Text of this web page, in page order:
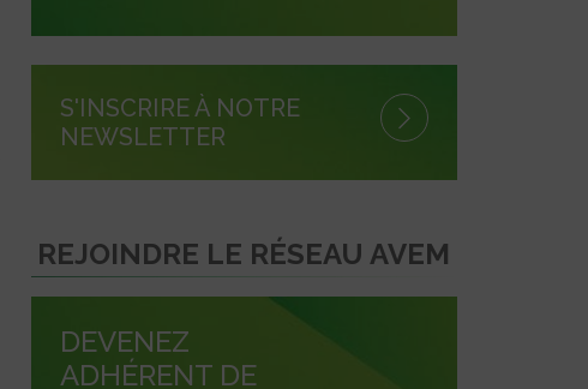
S'INSCRIRE À NOTRE
NEWSLETTER
REJOINDRE LE RÉSEAU AVEM
DEVENEZ
ADHÉRENT DE